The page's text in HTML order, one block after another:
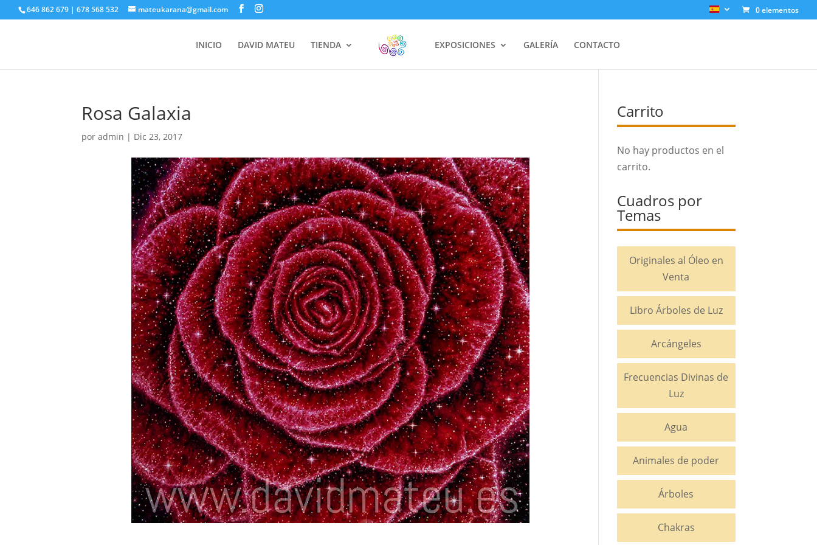
646 862 679 | 678 568 532 mateukarana@gmail.com 0 elementos
INICIO DAVID MATEU TIENDA EXPOSICIONES GALERÍA CONTACTO
Rosa Galaxia
poradmin | Dic 23, 2017
Carrito
No hay productos en el
carrito.
Cuadros por
Temas
Originales al Óleo en
Venta
Libro Árboles de Luz
Arcángeles
Frecuencias Divinas de
Luz
Agua
Animales de poder
Árboles
Chakras